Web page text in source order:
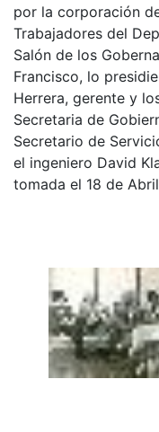
por la corporación
Trabajadores del
Salón de los
Francisco, lo
Herrera, gerente y
Secretaria de
Secretario de
el ingeniero David
tomada el 18 de